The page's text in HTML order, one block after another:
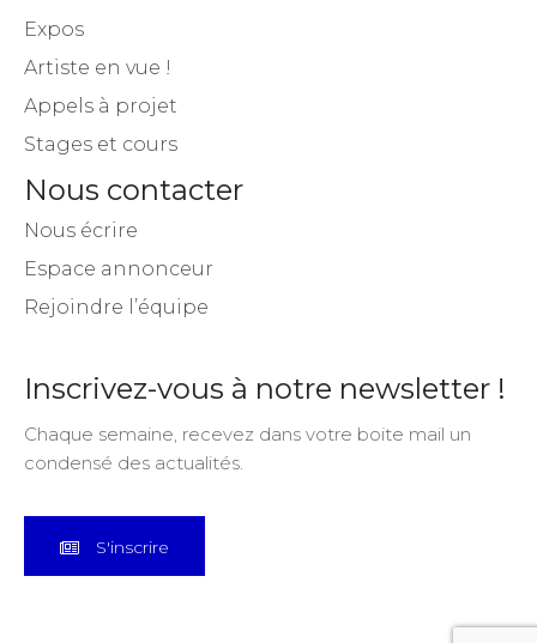
Expos
Artiste en vue !
Appels à projet
Stages et cours
Nous contacter
Nous écrire
Espace annonceur
Rejoindre l’équipe
Inscrivez-vous à notre newsletter !
Chaque semaine, recevez dans votre boite mail un
condensé des actualités.
S'inscrire